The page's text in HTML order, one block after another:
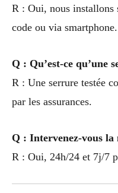
R : Oui, nous installons
code ou via smartphone.
Q : Qu’est-ce qu’une
R : Une serrure testée
par les assurances.
Q : Intervenez-vous la
R : Oui, 24h/24 et 7j/7